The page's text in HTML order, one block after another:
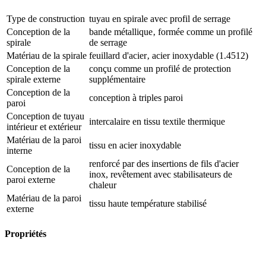
Type de construction tuyau en spirale avec profil de serrage
Conception de la
spirale
bande métallique‚ formée comme un profilé
de serrage
Matériau de la spirale feuillard d'acier‚ acier inoxydable (1.4512)
Conception de la
spirale externe
conçu comme un profilé de protection
supplémentaire
Conception de la
paroi
conception à triples paroi
Conception de tuyau
intérieur et extérieur
intercalaire en tissu textile thermique
Matériau de la paroi
interne
tissu en acier inoxydable
Conception de la
paroi externe
renforcé par des insertions de fils d'acier
inox, revêtement avec stabilisateurs de
chaleur
Matériau de la paroi
externe
tissu haute température stabilisé
Propriétés